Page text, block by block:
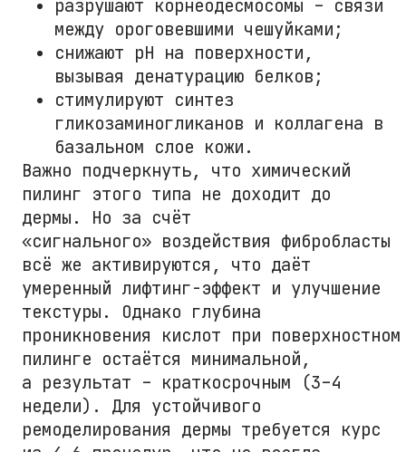
разрушают корнеодесмосомы – связи
между ороговевшими чешуйками;
снижают pH на поверхности,
вызывая денатурацию белков;
стимулируют синтез
гликозаминогликанов и коллагена в
базальном слое кожи.
Важно подчеркнуть, что химический
пилинг этого типа не доходит до
дермы. Но за счёт
«сигнального» воздействия фибробласты
всё же активируются, что даёт
умеренный лифтинг-эффект и улучшение
текстуры. Однако глубина
проникновения кислот при поверхностном
пилинге остаётся минимальной,
а результат – краткосрочным (3–4
недели). Для устойчивого
ремоделирования дермы требуется курс